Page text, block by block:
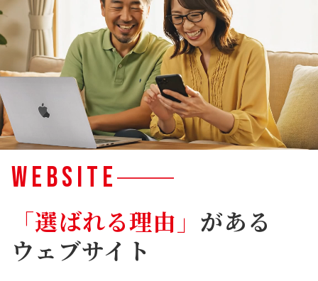
WEBSITE
「選ばれる理由」 がある
ウェブサイト